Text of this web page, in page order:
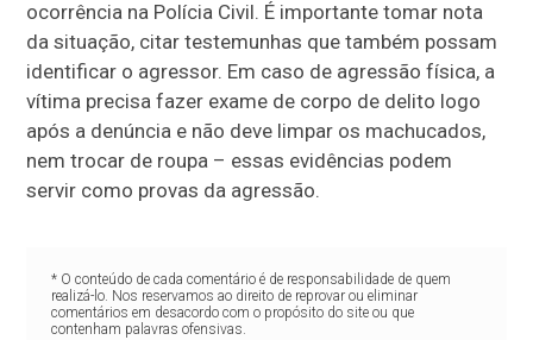
ocorrência na Polícia Civil. É importante tomar nota
da situação, citar testemunhas que também possam
identificar o agressor. Em caso de agressão física, a
vítima precisa fazer exame de corpo de delito logo
após a denúncia e não deve limpar os machucados,
nem trocar de roupa – essas evidências podem
servir como provas da agressão.
* O conteúdo de cada comentário é de responsabilidade de quem
realizá-lo. Nos reservamos ao direito de reprovar ou eliminar
comentários em desacordo com o propósito do site ou que
contenham palavras ofensivas.